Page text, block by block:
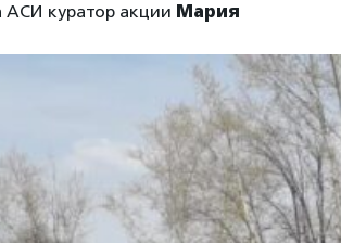
АСИ куратор акции Мария